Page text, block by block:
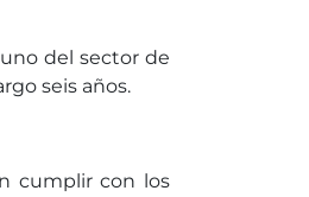
del sector de
seis años.
cumplir con los